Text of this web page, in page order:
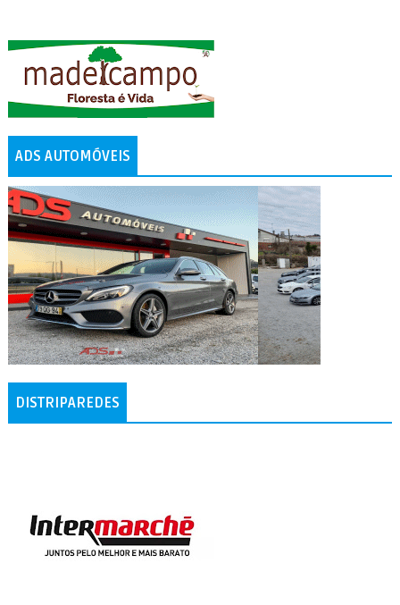
ADS AUTOMÓVEIS
DISTRIPAREDES